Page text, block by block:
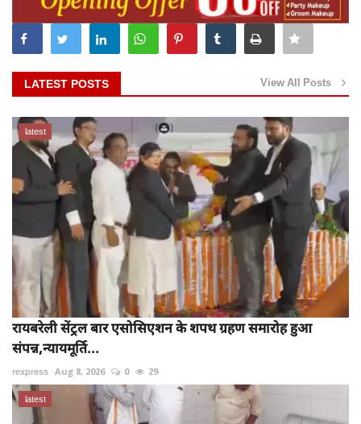
LATEST POSTS View All Posts
latest
रायबरेली सेंट्रल बार एसोसिएशन के शपथ ग्रहण समारोह हुआ
संपन्न,न्यायमूर्ति...
rexpress Aug 8, 2026 0 29
latest